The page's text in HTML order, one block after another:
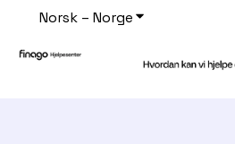
Norsk – NorgeVis